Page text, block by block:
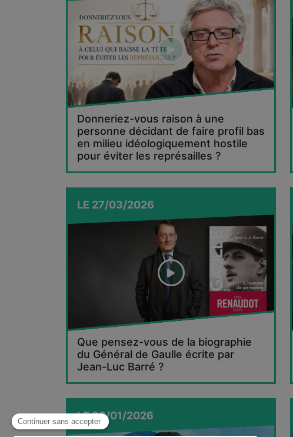
Donneriez-vous raison à une
personne décidant de faire profil bas
en milieu idéologiquement hostile
pour éviter les représailles ?
LE 27/03/2026
Que pensez-vous de la biographie
du Général de Gaulle écrite par
Jean-Luc Barré ?
LE30/01/2026